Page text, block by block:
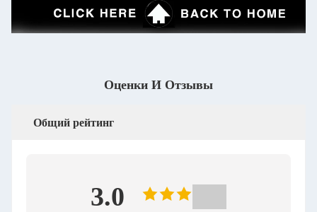
Оценки И Отзывы
Общий рейтинг
3.0